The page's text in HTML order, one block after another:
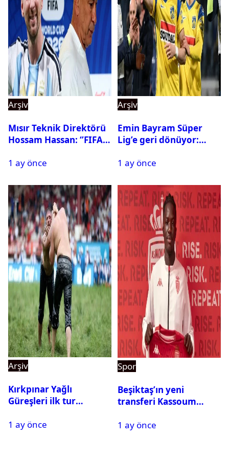
Arşiv
Mısır Teknik Direktörü
Hossam Hassan: ‘’FIFA,
istemiyor’’
1 ay önce
Arşiv
Emin Bayram Süper
Lig’e geri dönüyor:
1 ay önce
Arşiv
Kırkpınar Yağlı
Güreşleri ilk tur
2. tura geçen
1 ay önce
Spor
Beşiktaş’ın yeni
transferi Kassoum
gelecek? Resmi
1 ay önce